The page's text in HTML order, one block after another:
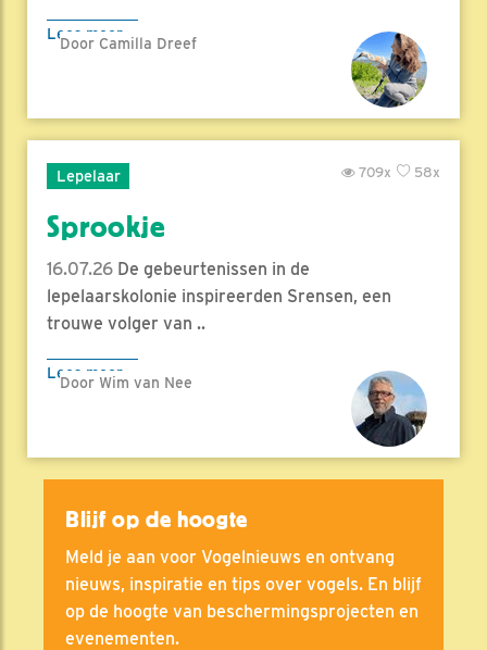
Lees meer
Door Camilla Dreef
Lepelaar 58x
709x
Sprookje
16.07.26 De gebeurtenissen in de
lepelaarskolonie inspireerden Srensen, een
trouwe volger van ..
Lees meer
Door Wim van Nee
Blijf op de hoogte
Meld je aan voor Vogelnieuws en ontvang
nieuws, inspiratie en tips over vogels. En blijf
op de hoogte van beschermingsprojecten en
evenementen.